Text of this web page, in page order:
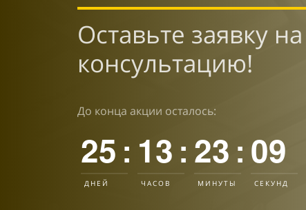
Оставьте заявку на
консультацию!
До конца акции осталось:
25:
ДНЕЙ
13:
ЧАСОВ
23:
МИНУТЫ
08
СЕКУНД